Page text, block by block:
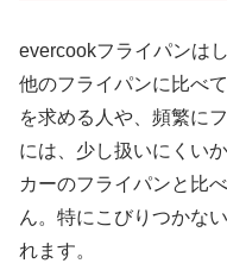
evercookフライパンは
他のフライパンに比べ
を求める人や、頻繁に
には、少し扱いにくい
カーのフライパンと比
ん。特にこびりつかな
れます。